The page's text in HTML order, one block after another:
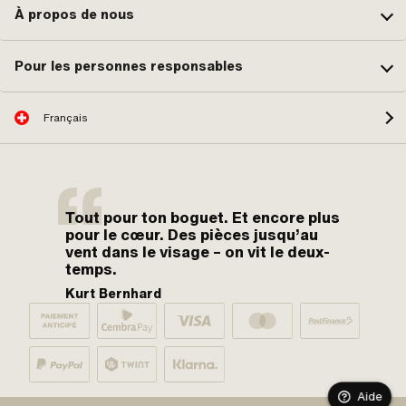
À propos de nous
Pour les personnes responsables
Français
Tout pour ton boguet. Et encore plus
pour le cœur. Des pièces jusqu’au
vent dans le visage – on vit le deux-
temps.
Kurt Bernhard
Aide